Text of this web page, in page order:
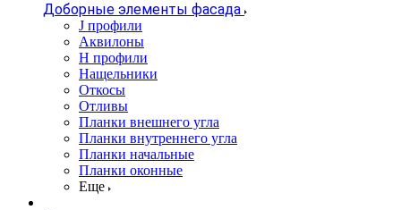
Доборные элементы фасада
J профили
Аквилоны
Н профили
Нащельники
Откосы
Отливы
Планки внешнего угла
Планки внутреннего угла
Планки начальные
Планки оконные
Еще